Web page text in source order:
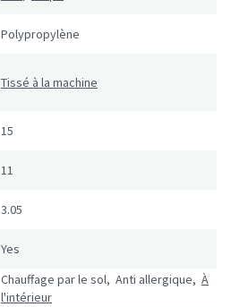
Polypropylène
Tissé à la machine
15
11
3.05
Yes
Chauffage par le sol, Anti allergique, À
l'intérieur